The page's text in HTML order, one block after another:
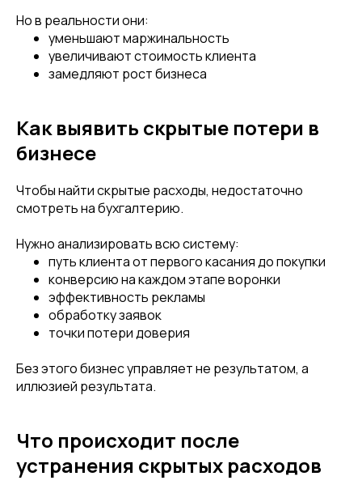
Но в реальности они:
уменьшают маржинальность
увеличивают стоимость клиента
замедляют рост бизнеса
Как выявить скрытые потери в
бизнесе
Чтобы найти скрытые расходы, недостаточно
смотреть на бухгалтерию.
Нужно анализировать всю систему:
путь клиента от первого касания до покупки
конверсию на каждом этапе воронки
эффективность рекламы
обработку заявок
точки потери доверия
Без этого бизнес управляет не результатом, а
иллюзией результата.
Что происходит после
устранения скрытых расходов